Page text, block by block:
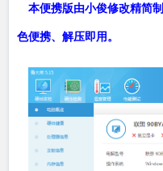
本便携版由小俊修改精简
色便携、解压即用。